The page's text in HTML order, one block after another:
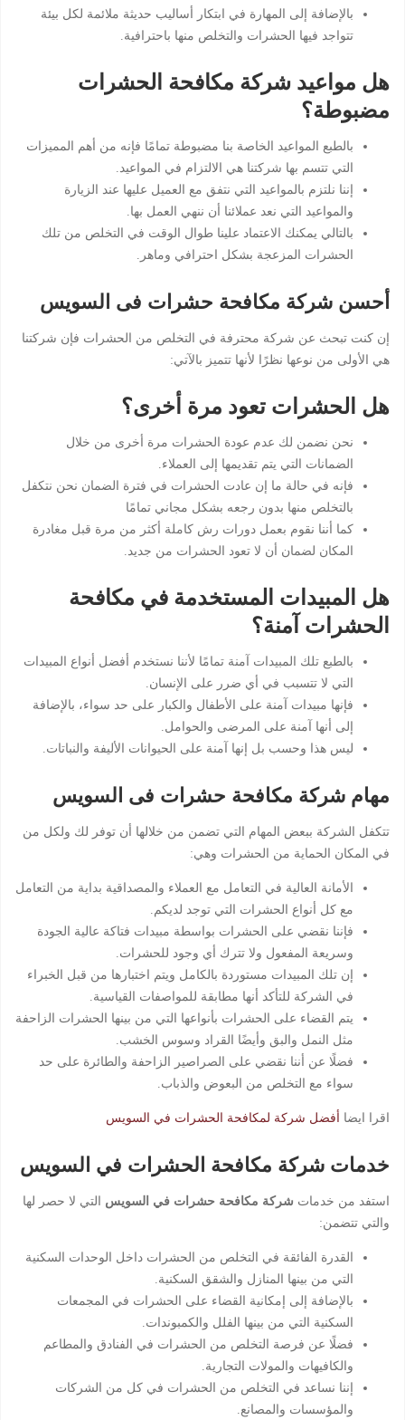
بالإضافة إلى المهارة في ابتكار أساليب حديثة ملائمة لكل بيئة
تتواجد فيها الحشرات والتخلص منها باحترافية.
هل مواعيد شركة مكافحة الحشرات
مضبوطة؟
بالطبع المواعيد الخاصة بنا مضبوطة تمامًا فإنه من أهم المميزات
التي تتسم بها شركتنا هي الالتزام في المواعيد.
إننا نلتزم بالمواعيد التي نتفق مع العميل عليها عند الزيارة
والمواعيد التي نعد عملائنا أن ننهي العمل بها.
بالتالي يمكنك الاعتماد علينا طوال الوقت في التخلص من تلك
الحشرات المزعجة بشكل احترافي وماهر.
أحسن شركة مكافحة حشرات فى السويس
إن كنت تبحث عن شركة محترفة في التخلص من الحشرات فإن شركتنا
هي الأولى من نوعها نظرًا لأنها تتميز بالآتي:
هل الحشرات تعود مرة أخرى؟
نحن نضمن لك عدم عودة الحشرات مرة أخرى من خلال
الضمانات التي يتم تقديمها إلى العملاء.
فإنه في حالة ما إن عادت الحشرات في فترة الضمان نحن نتكفل
بالتخلص منها بدون رجعه بشكل مجاني تمامًا
كما أننا نقوم بعمل دورات رش كاملة أكثر من مرة قبل مغادرة
المكان لضمان أن لا تعود الحشرات من جديد.
هل المبيدات المستخدمة في مكافحة
الحشرات آمنة؟
بالطبع تلك المبيدات آمنة تمامًا لأننا نستخدم أفضل أنواع المبيدات
التي لا تتسبب في أي ضرر على الإنسان.
فإنها مبيدات آمنة على الأطفال والكبار على حد سواء، بالإضافة
إلى أنها آمنة على المرضى والحوامل.
ليس هذا وحسب بل إنها آمنة على الحيوانات الأليفة والنباتات.
مهام شركة مكافحة حشرات فى السويس
تتكفل الشركة ببعض المهام التي تضمن من خلالها أن توفر لك ولكل من
في المكان الحماية من الحشرات وهي:
الأمانة العالية في التعامل مع العملاء والمصداقية بداية من التعامل
مع كل أنواع الحشرات التي توجد لديكم.
فإننا نقضي على الحشرات بواسطة مبيدات فتاكة عالية الجودة
وسريعة المفعول ولا تترك أي وجود للحشرات.
إن تلك المبيدات مستوردة بالكامل ويتم اختبارها من قبل الخبراء
في الشركة للتأكد أنها مطابقة للمواصفات القياسية.
يتم القضاء على الحشرات بأنواعها التي من بينها الحشرات الزاحفة
مثل النمل والبق وأيضًا القراد وسوس الخشب.
فضلًا عن أننا نقضي على الصراصير الزاحفة والطائرة على حد
سواء مع التخلص من البعوض والذباب.
اقرا ايضا أفضل شركة لمكافحة الحشرات في السويس
خدمات شركة مكافحة الحشرات في السويس
استفد من خدمات شركة مكافحة حشرات في السويس
التي لا حصر لها
والتي تتضمن:
القدرة الفائقة في التخلص من الحشرات داخل الوحدات السكنية
التي من بينها المنازل والشقق السكنية.
بالإضافة إلى إمكانية القضاء على الحشرات في المجمعات
السكنية التي من بينها الفلل والكمبوندات.
فضلًا عن فرصة التخلص من الحشرات في الفنادق والمطاعم
والكافيهات والمولات التجارية.
إننا نساعد في التخلص من الحشرات في كل من الشركات
والمؤسسات والمصانع.